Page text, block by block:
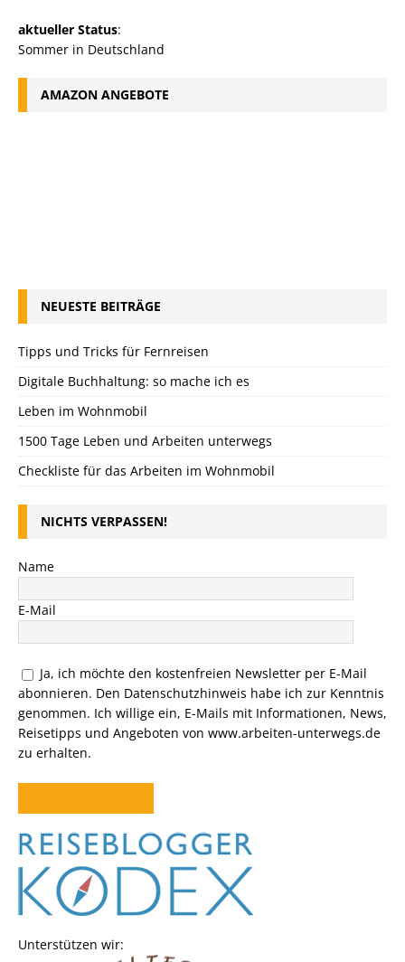
aktueller Status:
Sommer in Deutschland
AMAZON ANGEBOTE
NEUESTE BEITRÄGE
Tipps und Tricks für Fernreisen
Digitale Buchhaltung: so mache ich es
Leben im Wohnmobil
1500 Tage Leben und Arbeiten unterwegs
Checkliste für das Arbeiten im Wohnmobil
NICHTS VERPASSEN!
Name
E-Mail
Ja, ich möchte den kostenfreien Newsletter per E-Mail
abonnieren. Den Datenschutzhinweis habe ich zur Kenntnis
genommen. Ich willige ein, E-Mails mit Informationen, News,
Reisetipps und Angeboten von www.arbeiten-unterwegs.de
zu erhalten.
Unterstützen wir: